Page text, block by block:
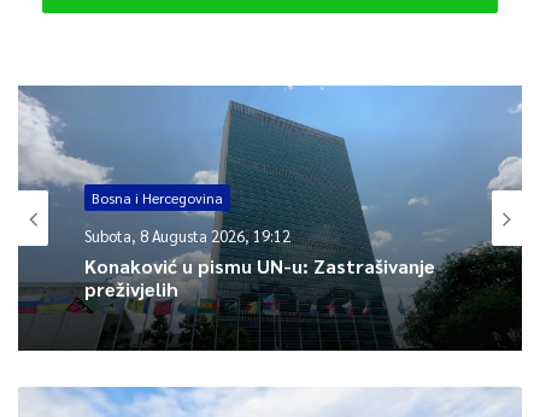
Article Rating
Bosna i Hercegovina
Subota, 8 Augusta 2026, 19:12
Konaković u pismu UN-u: Zastrašivanje
preživjelih